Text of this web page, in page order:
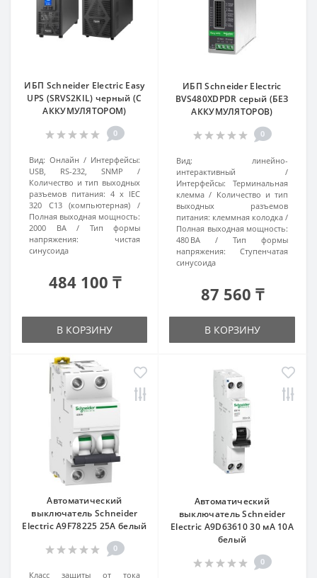
ИБП Schneider Electric Easy
UPS (SRVS2KIL) черный (С
АККУМУЛЯТОРОМ)
0
Вид: Онлайн
Интерфейсы:
USB, RS-232, SNMP
Количество и тип выходных
разъемов питания: 4 х IEC
320 C13 (компьютерная)
Полная выходная мощность:
2000 ВА
Тип формы
напряжения:
чистая
синусоида
484 100 ₸
В КОРЗИНУ
ИБП Schneider Electric
BVS480XDPDR серый (БЕЗ
АККУМУЛЯТОРОВ)
0
Вид:
линейно-
интерактивный
Интерфейсы:
Терминальная
клемма
Количество и тип
выходных разъемов
питания: клеммная колодка
Полная выходная мощность:
480 ВА
Тип формы
напряжения:
Ступенчатая
синусоида
87 560 ₸
В КОРЗИНУ
Автоматический
выключатель Schneider
Electric A9F78225 25A белый
0
Класс защиты от тока
Автоматический
выключатель Schneider
Electric A9D63610 30 мА 10А
белый
0